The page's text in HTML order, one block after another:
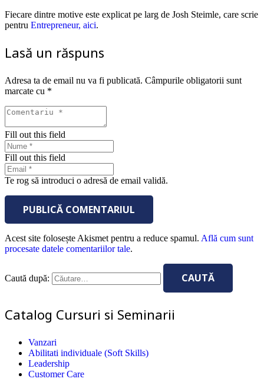
Fiecare dintre motive este explicat pe larg de Josh Steimle, care scrie
pentru Entrepreneur, aici.
Lasă un răspuns
Adresa ta de email nu va fi publicată. Câmpurile obligatorii sunt
marcate cu *
Fill out this field
Fill out this field
Te rog să introduci o adresă de email validă.
PUBLICĂ COMENTARIUL
Acest site folosește Akismet pentru a reduce spamul. Află cum sunt
procesate datele comentariilor tale.
Caută după:
Catalog Cursuri si Seminarii
Vanzari
Abilitati individuale (Soft Skills)
Leadership
Customer Care